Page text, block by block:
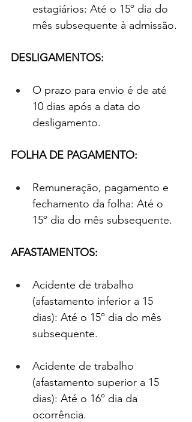
estagiários: Até o 15º dia do
mês subsequente à admissão.
DESLIGAMENTOS:
O prazo para envio é de até
10 dias após a data do
desligamento.
FOLHA DE PAGAMENTO:
Remuneração, pagamento e
fechamento da folha: Até o
15º dia do mês subsequente.
AFASTAMENTOS:
Acidente de trabalho
(afastamento inferior a 15
dias): Até o 15º dia do mês
subsequente.
Acidente de trabalho
(afastamento superior a 15
dias): Até o 16º dia da
ocorrência.